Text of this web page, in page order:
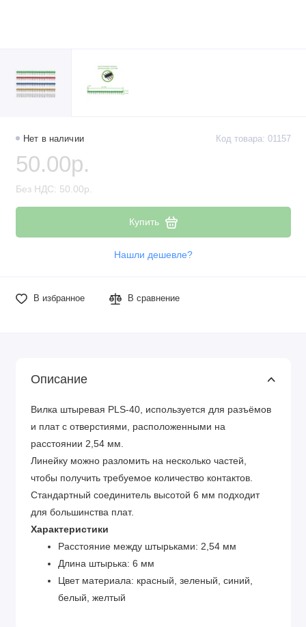
Резисторы
Стабилизаторы питания
Транзисторы
Нет в наличии Код товара: 01157
50.00р.
Без НДС: 50.00р.
Купить
Нашли дешевле?
В избранное В сравнение
Описание
Вилка штыревая PLS-40, используется для разъёмов
и плат с отверстиями, расположенными на
расстоянии 2,54 мм.
Линейку можно разломить на несколько частей,
чтобы получить требуемое количество контактов.
Стандартный соединитель высотой 6 мм подходит
для большинства плат.
Характеристики
Расстояние между штырьками: 2,54 мм
Длина штырька: 6 мм
Цвет материала: красный, зеленый, синий,
белый, желтый